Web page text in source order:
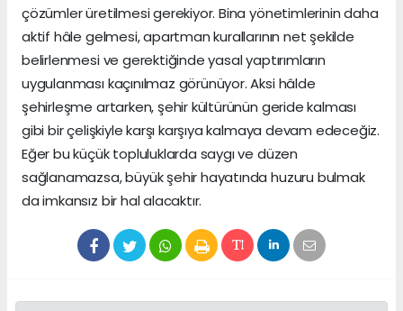
çözümler üretilmesi gerekiyor. Bina yönetimlerinin daha
aktif hâle gelmesi, apartman kurallarının net şekilde
belirlenmesi ve gerektiğinde yasal yaptırımların
uygulanması kaçınılmaz görünüyor. Aksi hâlde
şehirleşme artarken, şehir kültürünün geride kalması
gibi bir çelişkiyle karşı karşıya kalmaya devam edeceğiz.
Eğer bu küçük topluluklarda saygı ve düzen
sağlanamazsa, büyük şehir hayatında huzuru bulmak
da imkansız bir hal alacaktır.